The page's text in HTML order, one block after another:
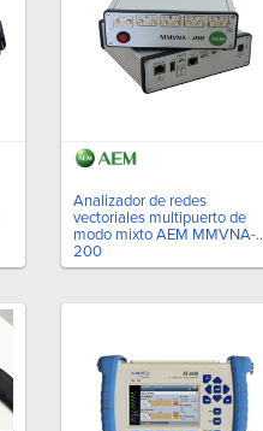
Analizador de redes
vectoriales multipuerto de
modo mixto AEM MMVNA-
200